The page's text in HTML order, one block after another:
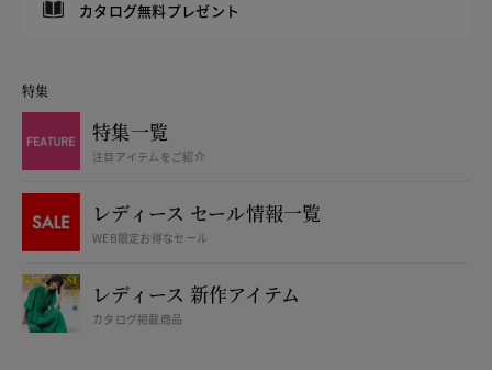
カタログ無料プレゼント
特集
特集一覧
注目アイテムをご紹介
レディース セール情報一覧
WEB限定お得なセール
レディース 新作アイテム
カタログ掲載商品